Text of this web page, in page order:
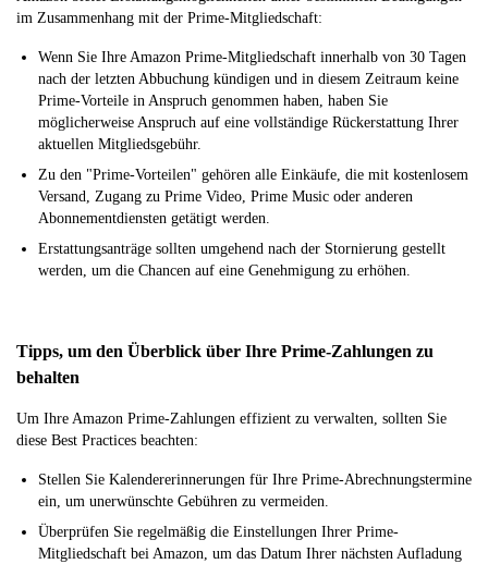
im Zusammenhang mit der Prime-Mitgliedschaft:
Wenn Sie Ihre Amazon Prime-Mitgliedschaft innerhalb von 30 Tagen
nach der letzten Abbuchung kündigen und in diesem Zeitraum keine
Prime-Vorteile in Anspruch genommen haben, haben Sie
möglicherweise Anspruch auf eine vollständige Rückerstattung Ihrer
aktuellen Mitgliedsgebühr.
Zu den "Prime-Vorteilen" gehören alle Einkäufe, die mit kostenlosem
Versand, Zugang zu Prime Video, Prime Music oder anderen
Abonnementdiensten getätigt werden.
Erstattungsanträge sollten umgehend nach der Stornierung gestellt
werden, um die Chancen auf eine Genehmigung zu erhöhen.
Tipps, um den Überblick über Ihre Prime-Zahlungen zu
behalten
Um Ihre Amazon Prime-Zahlungen effizient zu verwalten, sollten Sie
diese Best Practices beachten:
Stellen Sie Kalendererinnerungen für Ihre Prime-Abrechnungstermine
ein, um unerwünschte Gebühren zu vermeiden.
Überprüfen Sie regelmäßig die Einstellungen Ihrer Prime-
Mitgliedschaft bei Amazon, um das Datum Ihrer nächsten Aufladung